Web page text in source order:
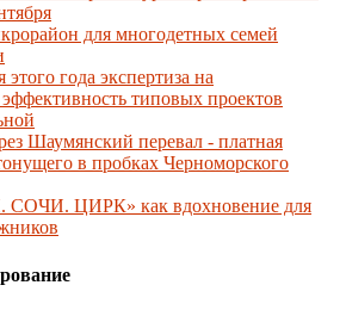
для многодетных семей
этого года экспертиза на
типовых проектов
Шаумянский перевал - платная
в пробках Черноморского
ЦИРК» как вдохновение для